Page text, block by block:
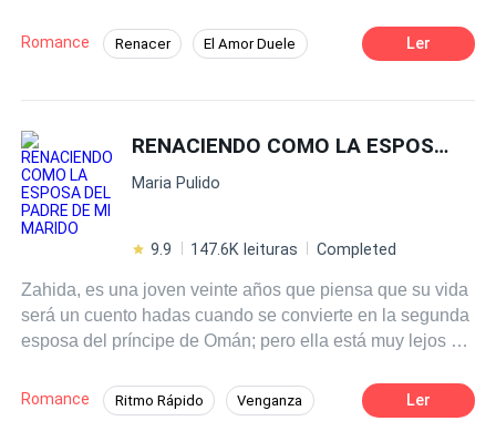
dejado perder a sí misma en su intento desesperado por
mantener ese endeble amor, más en las traicioneras
Mas fue después de su separación, cuando los médicos
descubrieron que su cuerpo cargaba consigo un
abominable cáncer el cual estaba irremediablemente
carcomiendo lo más profundo de su ser. Pero ella muy
inocentemente continuaba aun con su anhelo de luchar
por el amor de Andrés, aun si eso conllevara que fuese
hasta su último suspiro. El cual llego ese fatídico día, ella
esperándolo, él nunca se presentó. Llena de
arrepentimiento por todos sus errores cometidos en vida,
con toda la fuerza de su corazón exclamo:—Andrés... Si
Romance Renacer El Amor Duele Ler
RENACIENDO COMO LA ESPOSA DEL PADRE DE MI MARIDO
Maria Pulido
9.9 147.6K leituras Completed
Zahida, es una joven veinte años que piensa que su vida
será un cuento hadas cuando se convierte en la segunda
esposa del príncipe de Omán; pero ella está muy lejos de
matrimonio, es servir como una fuente de sangre para la
Romance Ritmo Rápido Venganza Ler